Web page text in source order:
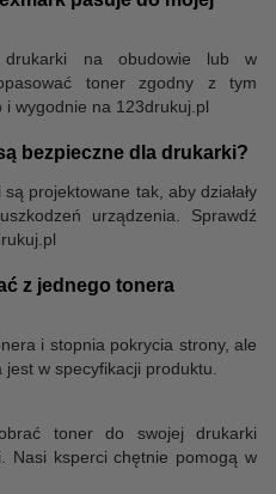
drukarki na obudowie lub w
toner zgodny z tym
wygodnie na 123drukuj.pl
bezpieczne dla drukarki?
projektowane tak, aby działały
urządzenia. Sprawdź
z jednego tonera
i stopnia pokrycia strony, ale
w specyfikacji produktu.
toner do swojej drukarki
Nasi ksperci chętnie pomogą w